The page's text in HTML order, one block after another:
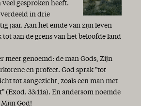
veel gesproken heeft.
in drie
jaar. Aan het einde van zijn leven
aan de grens van het beloofde land
meer genoemd: de man Gods, Zijn
en profeet. God sprak "tot
tot aangezicht, zoals een man met
(Exod. 33:11a). En andersom noemde
Mijn God!